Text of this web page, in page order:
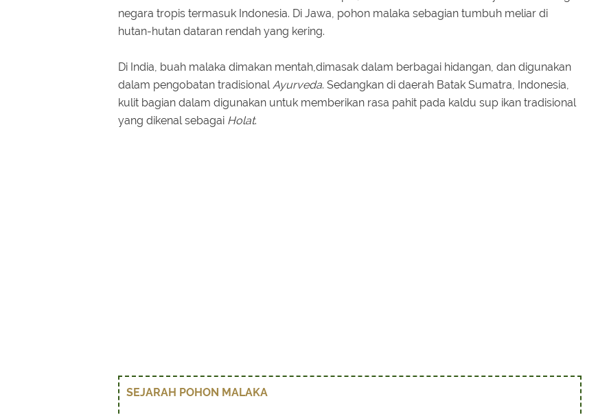
negara tropis termasuk Indonesia. Di Jawa, pohon malaka sebagian tumbuh meliar di
hutan-hutan dataran rendah yang kering.
Di India, buah malaka dimakan mentah,dimasak dalam berbagai hidangan, dan digunakan
dalam pengobatan tradisional Ayurveda. Sedangkan di daerah Batak Sumatra, Indonesia,
kulit bagian dalam digunakan untuk memberikan rasa pahit pada kaldu sup ikan tradisional
yang dikenal sebagai Holat.
SEJARAH POHON MALAKA